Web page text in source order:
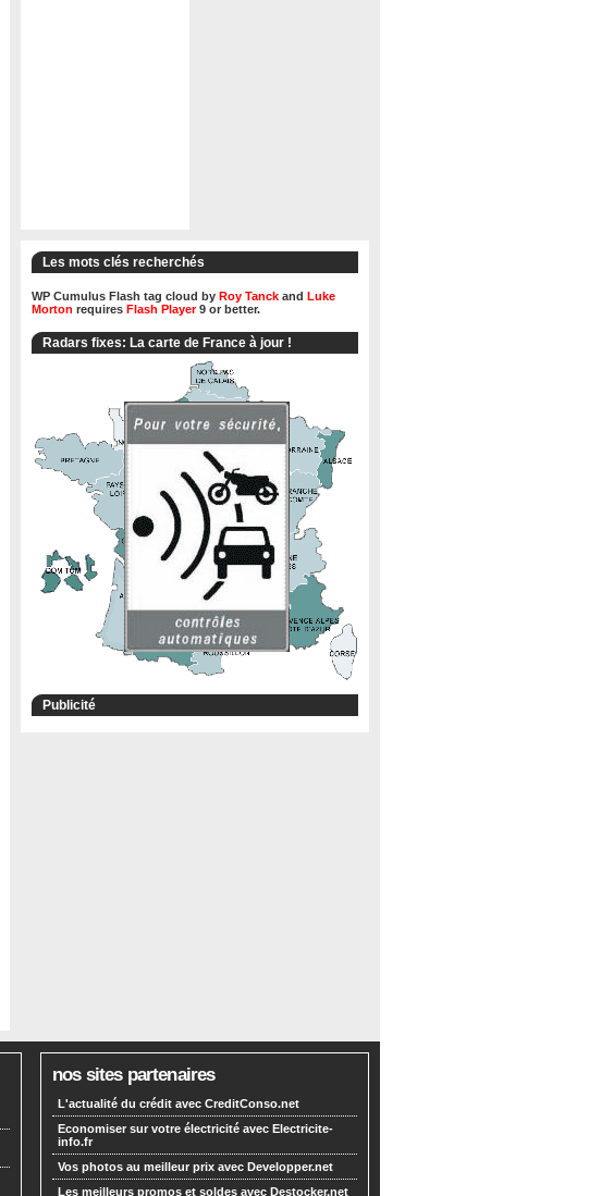
Les mots clés recherchés
WP Cumulus Flash tag cloud by Roy Tanck and Luke
Morton requires Flash Player9 or better.
Radars fixes: La carte de France à jour !
Publicité
nos sites partenaires
L'actualité du crédit avec CreditConso.net
Economiser sur votre électricité avec Electricite-
info.fr
Vos photos au meilleur prix avec Developper.net
Les meilleurs promos et soldes avec Destocker.net